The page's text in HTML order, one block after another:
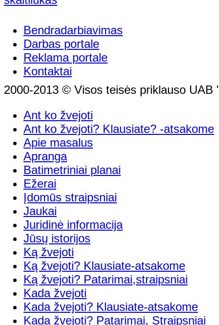
Bendradarbiavimas
Darbas portale
Reklama portale
Kontaktai
2000-2013 © Visos teisės priklauso UAB
Ant ko žvejoti
Ant ko žvejoti? Klausiate? -atsakome
Apie masalus
Apranga
Batimetriniai planai
Ežerai
Įdomūs straipsniai
Jaukai
Juridinė informacija
Jūsų istorijos
Ką žvejoti
Ką žvejoti? Klausiate-atsakome
Ką žvejoti? Patarimai,straipsniai
Kada žvejoti
Kada žvejoti? Klausiate-atsakome
Kada žvejoti? Patarimai, Straipsniai